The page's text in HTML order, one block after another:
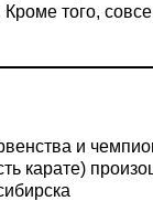
Кроме того,
и
карате)